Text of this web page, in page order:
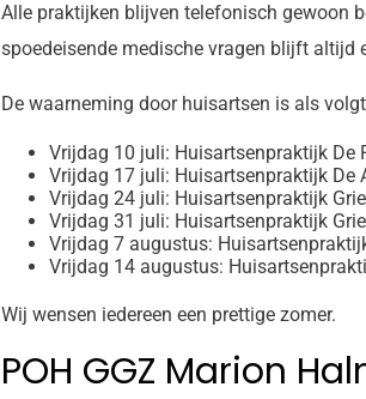
Alle praktijken blijven telefonisch gewoon
spoedeisende medische vragen blijft altijd
De waarneming door huisartsen is als
Vrijdag 10 juli: Huisartsenpraktijk De
Vrijdag 17 juli: Huisartsenpraktijk De
Vrijdag 24 juli: Huisartsenpraktijk
Vrijdag 31 juli: Huisartsenpraktijk
Vrijdag 7 augustus:
Vrijdag 14 augustus:
Wij wensen iedereen een prettige zomer.
POH GGZ Marion